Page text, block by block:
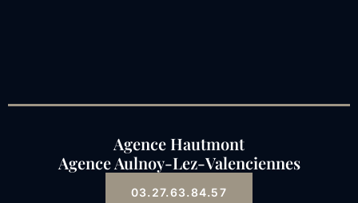
Agence Hautmont
Agence Aulnoy-Lez-Valenciennes
03.27.63.84.57